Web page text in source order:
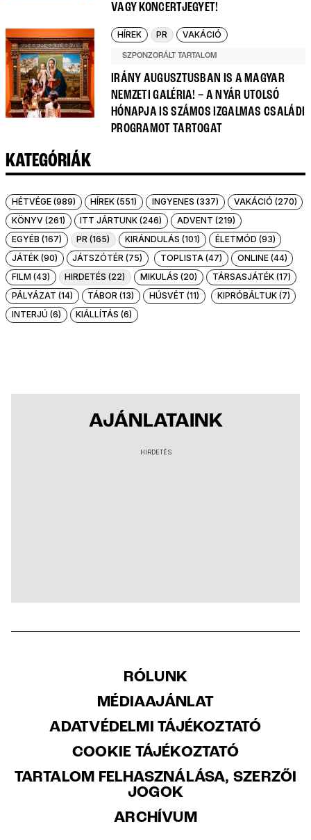
VAGY KONCERTJEGYET!
HÍREK PR VAKÁCIÓ
SZPONZORÁLT TARTALOM
IRÁNY AUGUSZTUSBAN IS A MAGYAR
NEMZETI GALÉRIA! – A NYÁR UTOLSÓ
HÓNAPJA IS SZÁMOS IZGALMAS CSALÁDI
PROGRAMOT TARTOGAT
KATEGÓRIÁK
HÉTVÉGE (989) HÍREK (551) INGYENES (337)
VAKÁCIÓ (270)
KÖNYV (261)
ITT JÁRTUNK (246)
ADVENT (219)
EGYÉB (167)
PR (165) KIRÁNDULÁS (101)
ÉLETMÓD (93)
JÁTÉK (90)
JÁTSZÓTÉR (75) TOPLISTA (47)
ONLINE (44)
FILM (43)
HIRDETÉS (22) MIKULÁS (20)
TÁRSASJÁTÉK (17)
PÁLYÁZAT (14)
TÁBOR (13) HÚSVÉT (11)
KIPRÓBÁLTUK (7)
INTERJÚ (6)
KIÁLLÍTÁS (6)
AJÁNLATAINK
HIRDETÉS
RÓLUNK
MÉDIAAJÁNLAT
ADATVÉDELMI TÁJÉKOZTATÓ
COOKIE TÁJÉKOZTATÓ
TARTALOM FELHASZNÁLÁSA, SZERZŐI
JOGOK
ARCHÍVUM